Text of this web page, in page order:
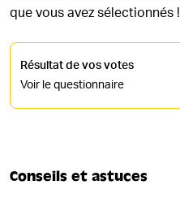
que vous avez sélectionnés !
Résultat de vos votes
Voir le questionnaire
Conseils et astuces